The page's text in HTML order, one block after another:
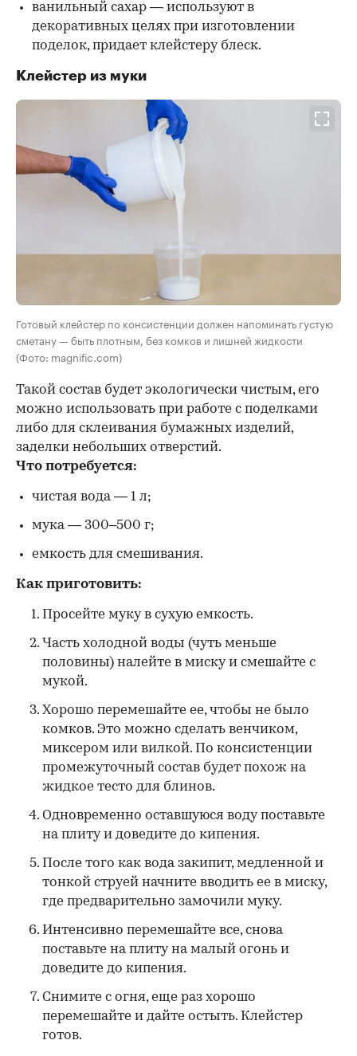
ванильный сахар — используют в
декоративных целях при изготовлении
поделок, придает клейстеру блеск.
Клейстер из муки
Готовый клейстер по консистенции должен напоминать густую
сметану — быть плотным, без комков и лишней жидкости
(Фото: magnific.com)
Такой состав будет экологически чистым, его
можно использовать при работе с поделками
либо для склеивания бумажных изделий,
заделки небольших отверстий.
Что потребуется:
чистая вода — 1 л;
мука — 300–500 г;
емкость для смешивания.
Как приготовить:
Просейте муку в сухую емкость.
Часть холодной воды (чуть меньше
половины) налейте в миску и смешайте с
мукой.
Хорошо перемешайте ее, чтобы не было
комков. Это можно сделать венчиком,
миксером или вилкой. По консистенции
промежуточный состав будет похож на
жидкое тесто для блинов.
Одновременно оставшуюся воду поставьте
на плиту и доведите до кипения.
После того как вода закипит, медленной и
тонкой струей начните вводить ее в миску,
где предварительно замочили муку.
Интенсивно перемешайте все, снова
поставьте на плиту на малый огонь и
доведите до кипения.
Снимите с огня, еще раз хорошо
перемешайте и дайте остыть. Клейстер
готов.